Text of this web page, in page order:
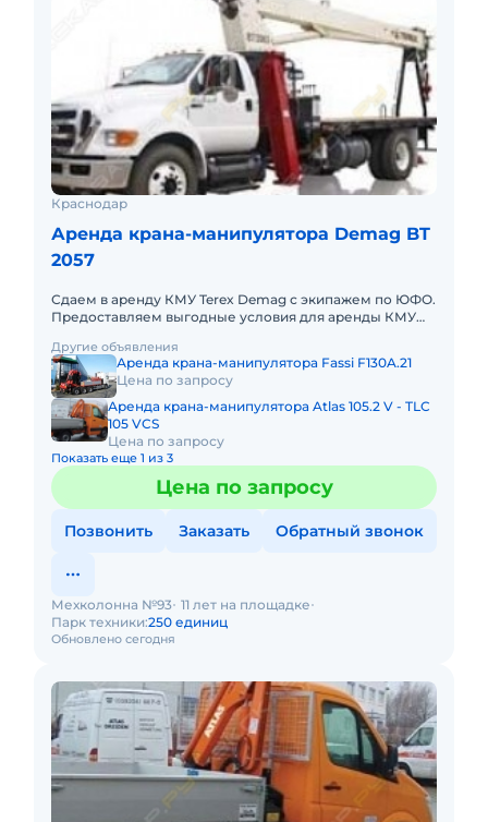
Краснодар
Аренда крана-манипулятора Demag BT
2057
Сдаем в аренду КМУ Terex Demag с экипажем по ЮФО.
Предоставляем выгодные условия для аренды КМУ
аренды спецтехник
Другие объявления
Аренда крана-манипулятора Fassi F130A.21
Цена по запросу
Аренда крана-манипулятора Atlas 105.2 V - TLC
105 VCS
Цена по запросу
Показать еще 1 из 3
Цена по запросу
Позвонить Заказать Обратный звонок
Обновлено сегодня
Мехколонна №93 11 лет на площадке
Парк техники:250 единиц